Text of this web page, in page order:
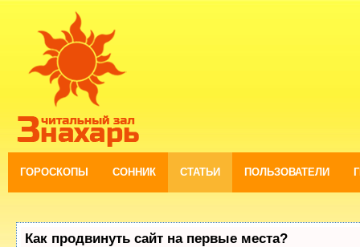
ГОРОСКОПЫ СОННИК СТАТЬИ ПОЛЬЗОВАТЕЛИ
Как продвинуть сайт на первые места?